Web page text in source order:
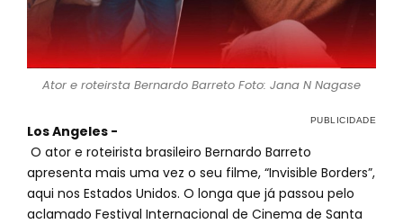
Ator e roteirsta Bernardo Barreto Foto: Jana N Nagase
Los Angeles -
O ator e roteirista brasileiro Bernardo Barreto
apresenta mais uma vez o seu filme, “Invisible Borders”,
aqui nos Estados Unidos. O longa que já passou pelo
aclamado Festival Internacional de Cinema de Santa